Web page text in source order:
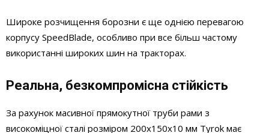
Широке розчищення борозни є ще однією перевагою
корпусу SpeedBlade, особливо при все більш частому
використанні широких шин на тракторах.
Реальна, безкомпромісна стійкість
За рахунок масивної прямокутної труби рами з
високоміцної сталі розміром 200x150x10 мм Tyrok має